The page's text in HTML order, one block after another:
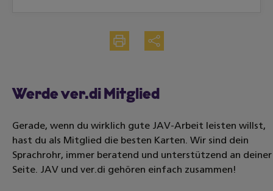
DruckenTeilen
Werde ver.di Mitglied
Gerade, wenn du wirklich gute JAV-Arbeit leisten willst,
hast du als Mitglied die besten Karten. Wir sind dein
Sprachrohr, immer beratend und unterstützend an deiner
Seite. JAV und ver.di gehören einfach zusammen!